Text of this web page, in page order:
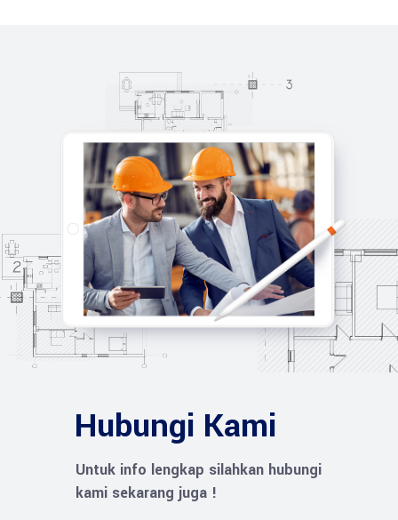
Hubungi Kami
Untuk info lengkap silahkan hubungi
kami sekarang juga !